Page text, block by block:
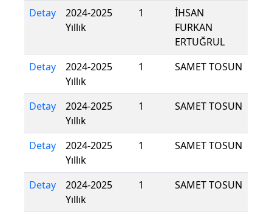
Detay
2024-2025
Yıllık
1
İHSAN
FURKAN
ERTUĞRUL
Detay
2024-2025
Yıllık
1 SAMET TOSUN
Detay
2024-2025
Yıllık
1 SAMET TOSUN
Detay
2024-2025
Yıllık
1 SAMET TOSUN
Detay
2024-2025
Yıllık
1 SAMET TOSUN